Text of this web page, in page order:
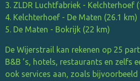
3. ZLDR Luchtfabriek - Kelchterhoef
4. Kelchterhoef - De Maten (26.1 km)
5. De Maten - Bokrijk (22 km)
De Wijerstrail kan rekenen op 25
B&B ’s, hotels, restaurants en zelfs
ook services aan, zoals